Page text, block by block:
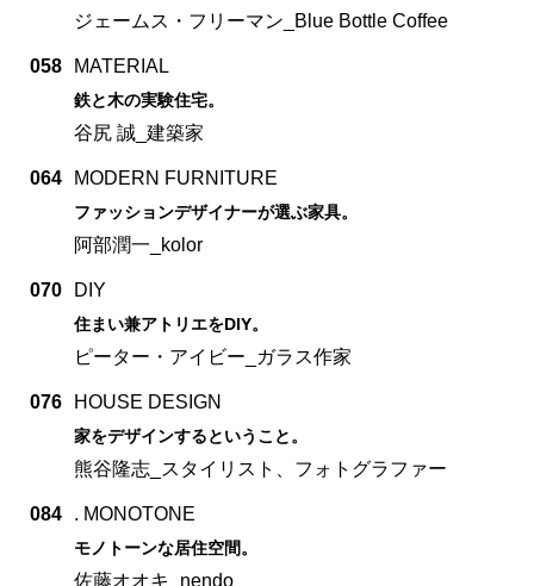
ジェームス・フリーマン_Blue Bottle Coffee
058 MATERIAL
鉄と木の実験住宅。
谷尻 誠_建築家
064 MODERN FURNITURE
ファッションデザイナーが選ぶ家具。
阿部潤一_kolor
070 DIY
住まい兼アトリエをDIY。
ピーター・アイビー_ガラス作家
076 HOUSE DESIGN
家をデザインするということ。
熊谷隆志_スタイリスト、フォトグラファー
084 . MONOTONE
モノトーンな居住空間。
佐藤オオキ_nendo